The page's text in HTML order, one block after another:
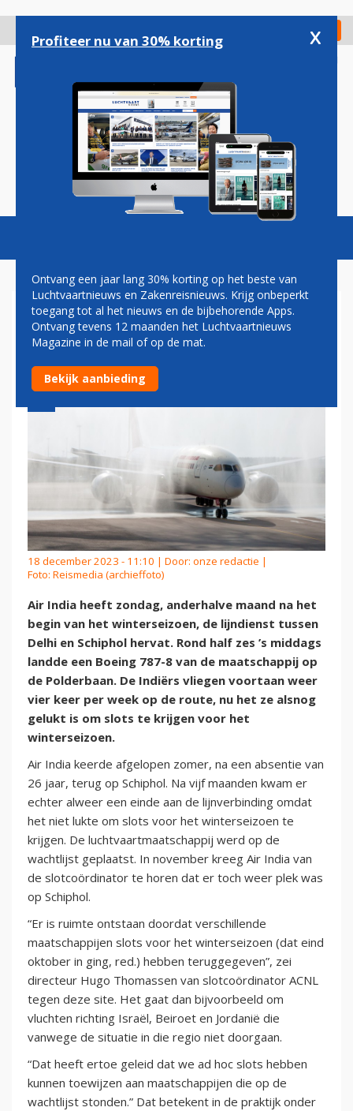
gaan
Check in
Magazine Podcasts Vacatures
AIR INDIA NA ANDERHALVE
MAAND TERUG OP SCHIPHOL
18 december 2023 - 11:10 | Door: onze redactie |
Foto: Reismedia (archieffoto)
Air India heeft zondag, anderhalve maand na het
begin van het winterseizoen, de lijndienst tussen
Delhi en Schiphol hervat. Rond half zes ’s middags
landde een Boeing 787-8 van de maatschappij op
de Polderbaan. De Indiërs vliegen voortaan weer
vier keer per week op de route, nu het ze alsnog
gelukt is om slots te krijgen voor het
winterseizoen.
Air India keerde afgelopen zomer, na een absentie van
26 jaar, terug op Schiphol. Na vijf maanden kwam er
echter alweer een einde aan de lijnverbinding omdat
het niet lukte om slots voor het winterseizoen te
krijgen. De luchtvaartmaatschappij werd op de
wachtlijst geplaatst. In november kreeg Air India van
de slotcoördinator te horen dat er toch weer plek was
op Schiphol.
“Er is ruimte ontstaan doordat verschillende
maatschappijen slots voor het winterseizoen (dat eind
oktober in ging, red.) hebben teruggegeven”, zei
directeur Hugo Thomassen van slotcoördinator ACNL
tegen deze site. Het gaat dan bijvoorbeeld om
vluchten richting Israël, Beiroet en Jordanië die
vanwege de situatie in die regio niet doorgaan.
“Dat heeft ertoe geleid dat we ad hoc slots hebben
kunnen toewijzen aan maatschappijen die op de
wachtlijst stonden.” Dat betekent in de praktijk onder
Profiteer nu van 30% korting x
Ontvang een jaar lang 30% korting op het beste van
Luchtvaartnieuws en Zakenreisnieuws. Krijg onbeperkt
toegang tot al het nieuws en de bijbehorende Apps.
Ontvang tevens 12 maanden het Luchtvaartnieuws
Magazine in de mail of op de mat.
Bekijk aanbieding